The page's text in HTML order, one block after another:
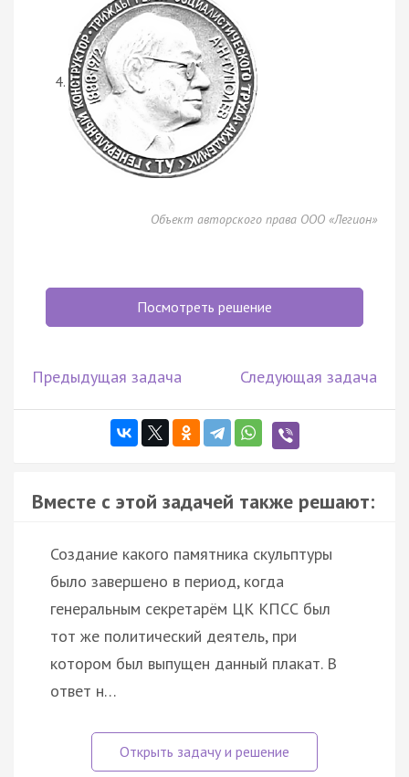
Объект авторского права ООО «Легион»
Посмотреть решение
Предыдущая задача Следующая задача
Вместе с этой задачей также решают:
Создание какого памятника скульптуры
было завершено в период, когда
генеральным секретарём ЦК КПСС был
тот же политический деятель, при
котором был выпущен данный плакат. В
ответ н…